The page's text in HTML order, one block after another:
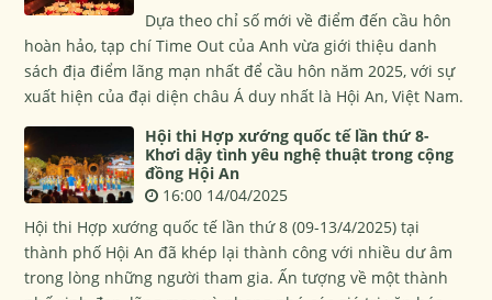
Dựa theo chỉ số mới về điểm đến cầu hôn
hoàn hảo, tạp chí Time Out của Anh vừa giới thiệu danh
sách địa điểm lãng mạn nhất để cầu hôn năm 2025, với sự
xuất hiện của đại diện châu Á duy nhất là Hội An, Việt Nam.
Hội thi Hợp xướng quốc tế lần thứ 8-
Khơi dậy tình yêu nghệ thuật trong cộng
đồng Hội An
16:00 14/04/2025
Hội thi Hợp xướng quốc tế lần thứ 8 (09-13/4/2025) tại
thành phố Hội An đã khép lại thành công với nhiều dư âm
trong lòng những người tham gia. Ấn tượng về một thành